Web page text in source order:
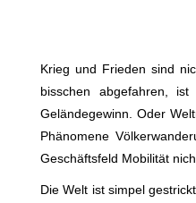
Krieg und Frieden sind
bisschen abgefahren, ist
Geländegewinn. Oder
Phänomene
Geschäftsfeld Mobilität
Die Welt ist simpel